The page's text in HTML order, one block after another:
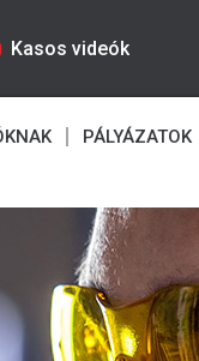
Kasos videók
PÁLYÁZATOK